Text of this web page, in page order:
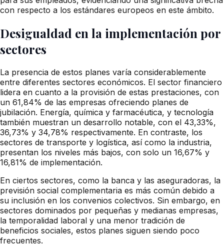
con respecto a los estándares europeos en este ámbito.
Desigualdad en la implementación por
sectores
La presencia de estos planes varía considerablemente
entre diferentes sectores económicos. El sector financiero
lidera en cuanto a la provisión de estas prestaciones, con
un 61,84% de las empresas ofreciendo planes de
jubilación. Energía, química y farmacéutica, y tecnología
también muestran un desarrollo notable, con el 43,33%,
36,73% y 34,78% respectivamente. En contraste, los
sectores de transporte y logística, así como la industria,
presentan los niveles más bajos, con solo un 16,67% y
16,81% de implementación.
En ciertos sectores, como la banca y las aseguradoras, la
previsión social complementaria es más común debido a
su inclusión en los convenios colectivos. Sin embargo, en
sectores dominados por pequeñas y medianas empresas,
la temporalidad laboral y una menor tradición de
beneficios sociales, estos planes siguen siendo poco
frecuentes.